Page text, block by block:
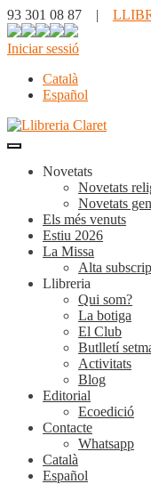
93 301 08 87 |
Iniciar sessió
Català
Español
Novetats
Novetats
Novetats
Els més venuts
Estiu 2026
La Missa
Alta
Llibreria
Qui som?
La botiga
El Club
Butlletí
Activitats
Blog
Editorial
Ecoedició
Contacte
Whatsapp
Català
Español